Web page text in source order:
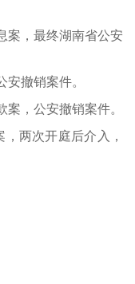
案，最终湖南省公安
撤销案件。
，公安撤销案件。
两次开庭后介入，